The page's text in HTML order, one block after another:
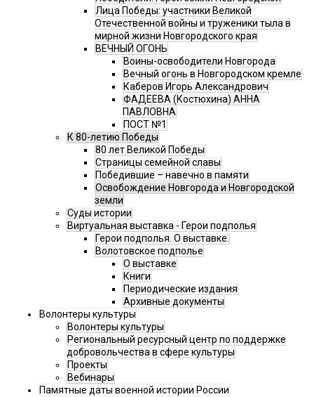
Лица Победы: участники Великой
Отечественной войны и труженики тыла в
мирной жизни Новгородского края
ВЕЧНЫЙ ОГОНЬ
Воины-освободители Новгорода
Вечный огонь в Новгородском кремле
Каберов Игорь Александрович
ФАДЕЕВА (Костюхина) АННА
ПАВЛОВНА
ПОСТ №1
К 80-летию Победы
80 лет Великой Победы
Страницы семейной славы
Победившие – навечно в памяти
Освобождение Новгорода и Новгородской
земли
Суды истории
Виртуальная выставка - Герои подполья
Герои подполья. О выставке.
Волотовское подполье
О выставке
Книги
Периодические издания
Архивные документы
Волонтеры культуры
Волонтеры культуры
Региональный ресурсный центр по поддержке
добровольчества в сфере культуры
Проекты
Вебинары
Памятные даты военной истории России